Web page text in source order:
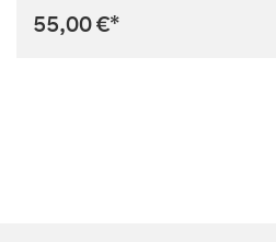
55,00 €*